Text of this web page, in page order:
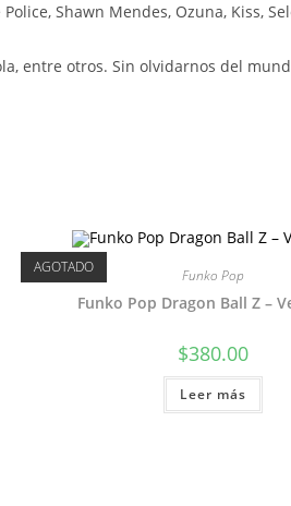
Shawn Mendes, Ozuna, Kiss,
entre otros. Sin olvidarnos del
AGOTADO Funko Pop
Funko Pop Dragon Ball Z –
$380.00
Leer más